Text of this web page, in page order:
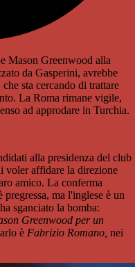
Mason Greenwood alla
da Gasperini, avrebbe
sta cercando di trattare
La Roma rimane vigile,
ad approdare in Turchia.
alla presidenza del club
voler affidare la direzione
amico. La conferma
ma l'inglese è un
sganciato la bomba:
Greenwood per un
è Fabrizio Romano, nei